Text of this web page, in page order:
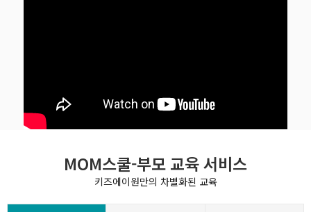
MOM스쿨-부모 교육 서비스
키즈에이원만의 차별화된 교육